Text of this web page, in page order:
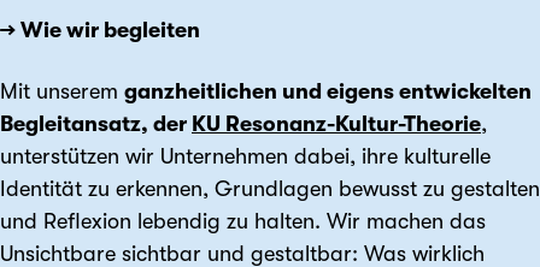
→ Wie wir begleiten
Mit unserem ganzheitlichen und eigens entwickelten
Begleitansatz, der KU Resonanz-Kultur-Theorie,
unterstützen wir Unternehmen dabei, ihre kulturelle
Identität zu erkennen, Grundlagen bewusst zu gestalten
und Reflexion lebendig zu halten. Wir machen das
Unsichtbare sichtbar und gestaltbar: Was wirklich